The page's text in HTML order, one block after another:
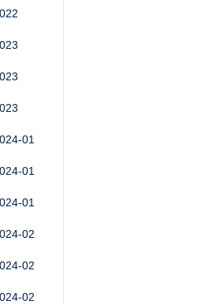
01
01
01
02
02
02